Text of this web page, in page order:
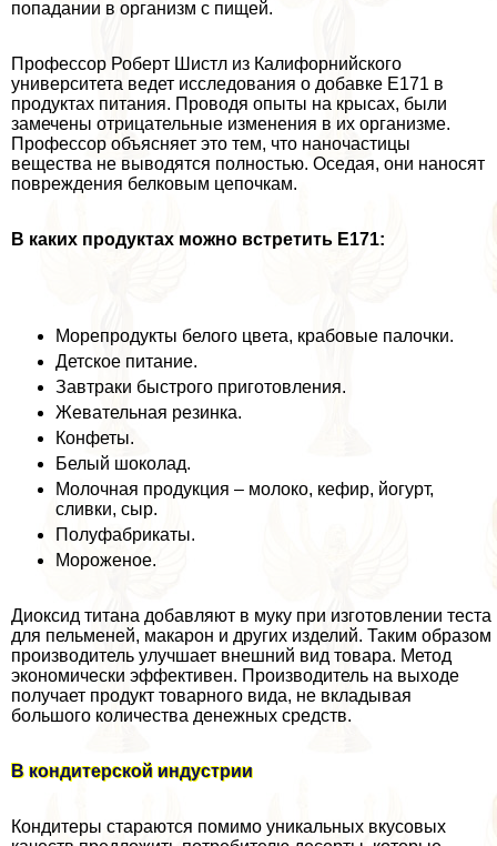
попадании в организм с пищей.
Профессор Роберт Шистл из Калифорнийского
университета ведет исследования о добавке Е171 в
продуктах питания. Проводя опыты на крысах, были
замечены отрицательные изменения в их организме.
Профессор объясняет это тем, что наночастицы
вещества не выводятся полностью. Оседая, они наносят
повреждения белковым цепочкам.
В каких продуктах можно встретить Е171:
Морепродукты белого цвета, крабовые палочки.
Детское питание.
Завтpaки быстрого приготовления.
Жевательная резинка.
Конфеты.
Белый шоколад.
Молочная продукция – молоко, кефир, йогурт,
сливки, сыр.
Полуфабрикаты.
Мороженое.
Диоксид титана добавляют в муку при изготовлении теста
для пельменей, макарон и других изделий. Таким образом
производитель улучшает внешний вид товара. Метод
экономически эффективен. Производитель на выходе
получает продукт товарного вида, не вкладывая
большого количества денежных средств.
В кондитерской индустрии
Кондитеры стараются помимо уникальных вкусовых